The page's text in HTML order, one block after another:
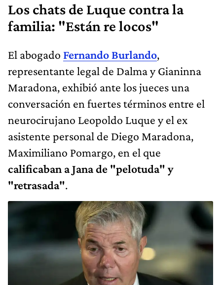
Los chats de Luque contra la
familia: "Están re locos"
El abogado Fernando Burlando,
representante legal de Dalma y Gianinna
Maradona, exhibió ante los jueces una
conversación en fuertes términos entre el
neurocirujano Leopoldo Luque y el ex
asistente personal de Diego Maradona,
Maximiliano Pomargo, en el que
calificaban a Jana de "pelotuda" y
"retrasada".